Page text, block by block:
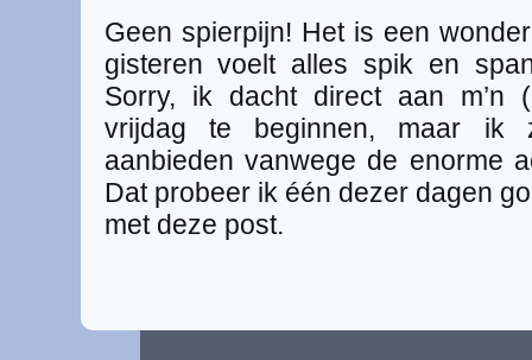
Geen spierpijn! Het is een
gisteren voelt alles spik en
Sorry, ik dacht direct aan m’n
vrijdag te beginnen, maar ik
aanbieden vanwege de enorme
Dat probeer ik één dezer dagen
met deze post.